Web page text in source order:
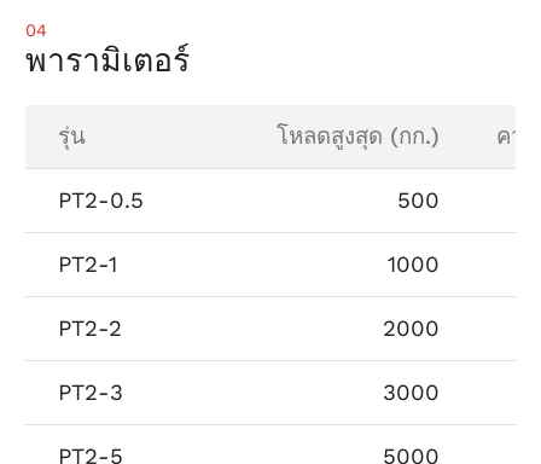
04
พารามิเตอร์
รุ่น โหลดสูงสุด (กก.) คว
PT2-0.5 500
PT2-1 1000
PT2-2 2000
PT2-3 3000
PT2-5 5000